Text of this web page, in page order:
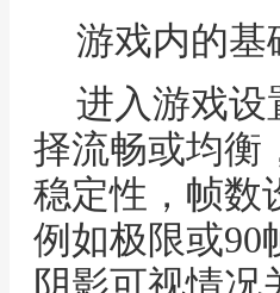
游戏内的基
进入游戏设
择流畅或均衡
稳定性，帧数
例如极限或90